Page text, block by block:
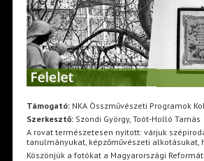
Támogató:NKA Összművészeti Programok
Szerkesztő:Szondi György, Toót-Holló Tamás
A rovat természetesen nyitott: várjuk
tanulmányukat, képzőművészeti alkotásukat,
Köszönjük a fotókat a Magyarországi